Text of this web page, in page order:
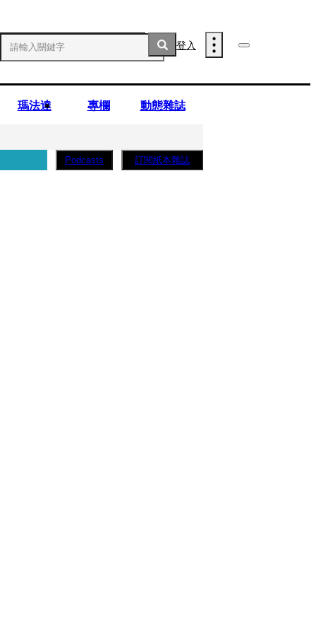
登入
瑪法達 專欄 動態雜誌
Podcasts 訂閱紙本雜誌